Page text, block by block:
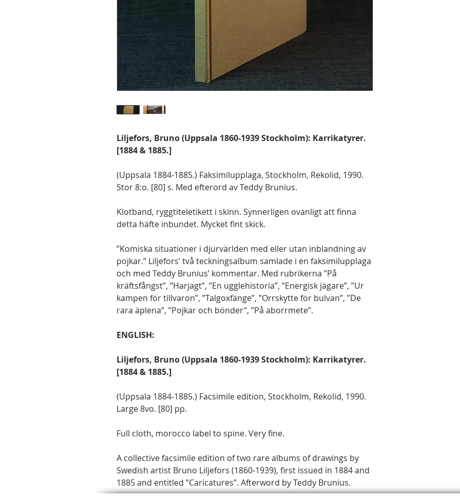
Liljefors, Bruno (Uppsala 1860-1939 Stockholm): Karrikatyrer.
[1884 & 1885.]
(Uppsala 1884-1885.) Faksimilupplaga, Stockholm, Rekolid, 1990.
Stor 8:o. [80] s. Med efterord av Teddy Brunius.
Klotband, ryggtiteletikett i skinn. Synnerligen ovanligt att finna
detta häfte inbundet. Mycket fint skick.
”Komiska situationer i djurvärlden med eller utan inblandning av
pojkar.” Liljefors’ två teckningsalbum samlade i en faksimilupplaga
och med Teddy Brunius’ kommentar. Med rubrikerna ”På
kräftsfångst”, ”Harjagt”, ”En ugglehistoria”, ”Energisk jägare”, ”Ur
kampen för tillvaron”, ”Talgoxfänge”, ”Orrskytte för bulvan”, ”De
rara äplena”, ”Pojkar och bönder”, ”På aborrmete”.
ENGLISH:
Liljefors, Bruno (Uppsala 1860-1939 Stockholm): Karrikatyrer.
[1884 & 1885.]
(Uppsala 1884-1885.) Facsimile edition, Stockholm, Rekolid, 1990.
Large 8vo. [80] pp.
Full cloth, morocco label to spine. Very fine.
A collective facsimile edition of two rare albums of drawings by
Swedish artist Bruno Liljefors (1860-1939), first issued in 1884 and
1885 and entitled ”Caricatures”. Afterword by Teddy Brunius.